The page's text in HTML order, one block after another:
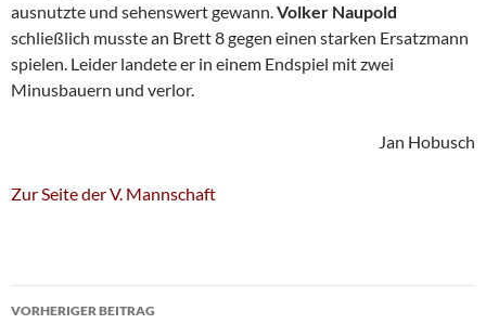
ausnutzte und sehenswert gewann.Volker Naupold
schließlich musste an Brett 8 gegen einen starken Ersatzmann
spielen. Leider landete er in einem Endspiel mit zwei
Minusbauern und verlor.
Jan Hobusch
Zur Seite der V. Mannschaft
Beitragsnavigation
VORHERIGER BEITRAG